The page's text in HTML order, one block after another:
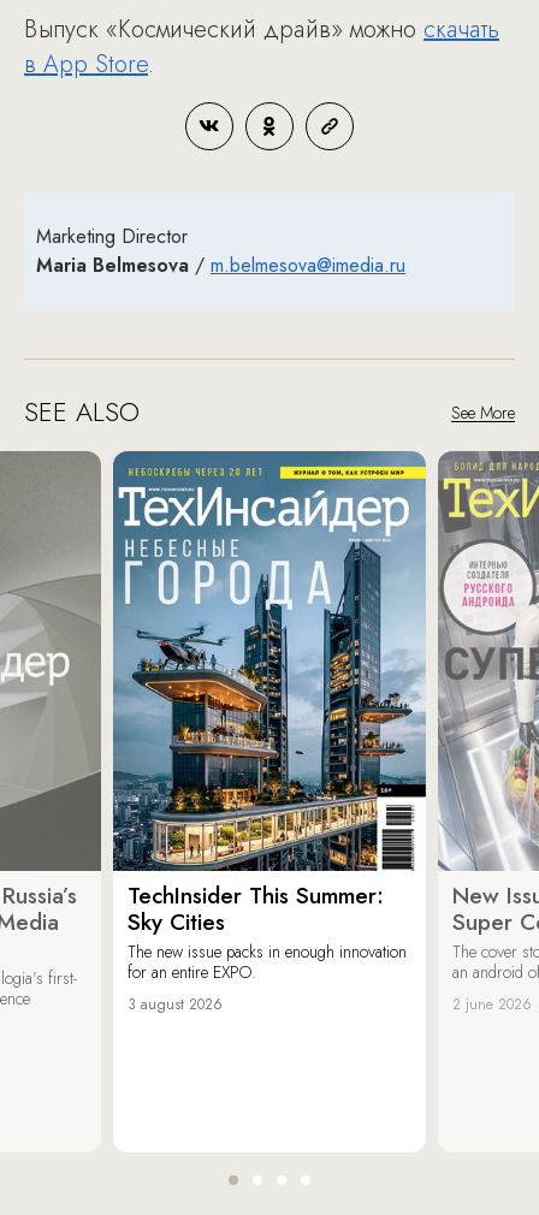
Выпуск «Космический драйв» можно скачать
в App Store.
Marketing Director
Maria Belmesova / m.belmesova@imedia.ru
SEE ALSO See More
first-
TechInsider This Summer:
Sky Cities
The new issue packs in enough innovation
for an entire EXPO.
3 august 2026
New
Super
The cover
an android
2 june 2026